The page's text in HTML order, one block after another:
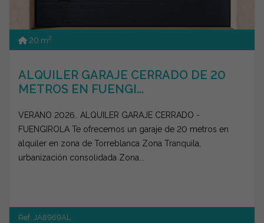
20 m2
ALQUILER GARAJE CERRADO DE 20
METROS EN FUENGI...
VERANO 2026.. ALQUILER GARAJE CERRADO -
FUENGIROLA Te ofrecemos un garaje de 20 metros en
alquiler en zona de Torreblanca Zona Tranquila,
urbanización consolidada Zona...
Ref. JA8969AL